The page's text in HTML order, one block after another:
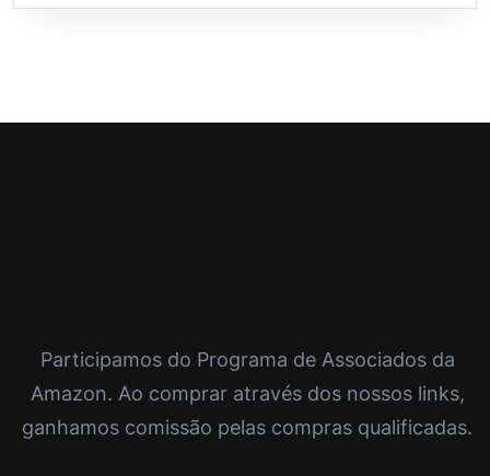
Participamos do Programa de Associados da
Amazon. Ao comprar através dos nossos links,
ganhamos comissão pelas compras qualificadas.